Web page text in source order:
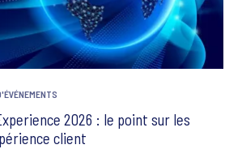
2026 : le point sur les
client